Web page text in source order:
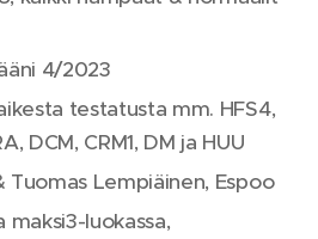
4/2023
testatusta mm. HFS4,
DCM, CRM1, DM ja HUU
Tuomas Lempiäinen, Espoo
maksi3-luokassa,